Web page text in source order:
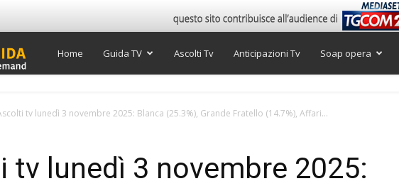
Super
Home Guida TV Ascolti Tv Anticipazioni Tv Soap opera
tv lunedì 3 novembre 2025: Blanca (25.3%), Grande Fratello (14.7%), Affari...
tv lunedì 3 novembre 2025: